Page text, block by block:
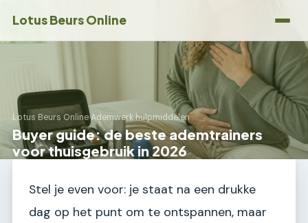
Lotus Beurs Online
Lotus Beurs Online›Ademwerk hulpmiddelen
Buyer guide: de beste ademtrainers
voor thuisgebruik in 2026
Stel je even voor: je staat na een drukke
dag op het punt om te ontspannen, maar